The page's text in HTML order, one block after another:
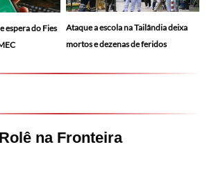
espera do Fies
Ataque a escola na Tailândia deixa
mortos e dezenas de feridos
Rolê na Fronteira